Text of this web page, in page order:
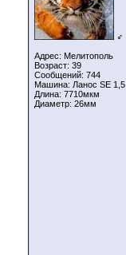
♂
Адрес: Мелитополь
Возраст: 39
Сообщений: 744
Машина: Ланос SE 1,5
Длина: 7710мкм
Диаметр: 26мм